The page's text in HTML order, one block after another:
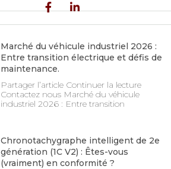
Marché du véhicule industriel 2026 :
Entre transition électrique et défis de
maintenance.
Partager l’article Continuer la lecture
Contactez nous Marché du véhicule
industriel 2026 : Entre transition
Chronotachygraphe intelligent de 2e
génération (1C V2) : Êtes-vous
(vraiment) en conformité ?​